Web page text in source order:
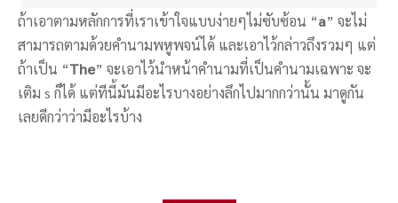
ถ้าเอาตามหลักการที่เราเข้าใจแบบง่ายๆไม่ซับซ้อน “a” จะไม่
สามารถตามด้วยคำนามพหูพจน์ได้ และเอาไว้กล่าวถึงรวมๆ แต่
ถ้าเป็น “The” จะเอาไว้นำหน้าคำนามที่เป็นคำนามเฉพาะ จะ
เติม s ก็ได้ แต่ทีนี้มันมีอะไรบางอย่างลึกไปมากกว่านั้น มาดูกัน
เลยดีกว่าว่ามีอะไรบ้าง